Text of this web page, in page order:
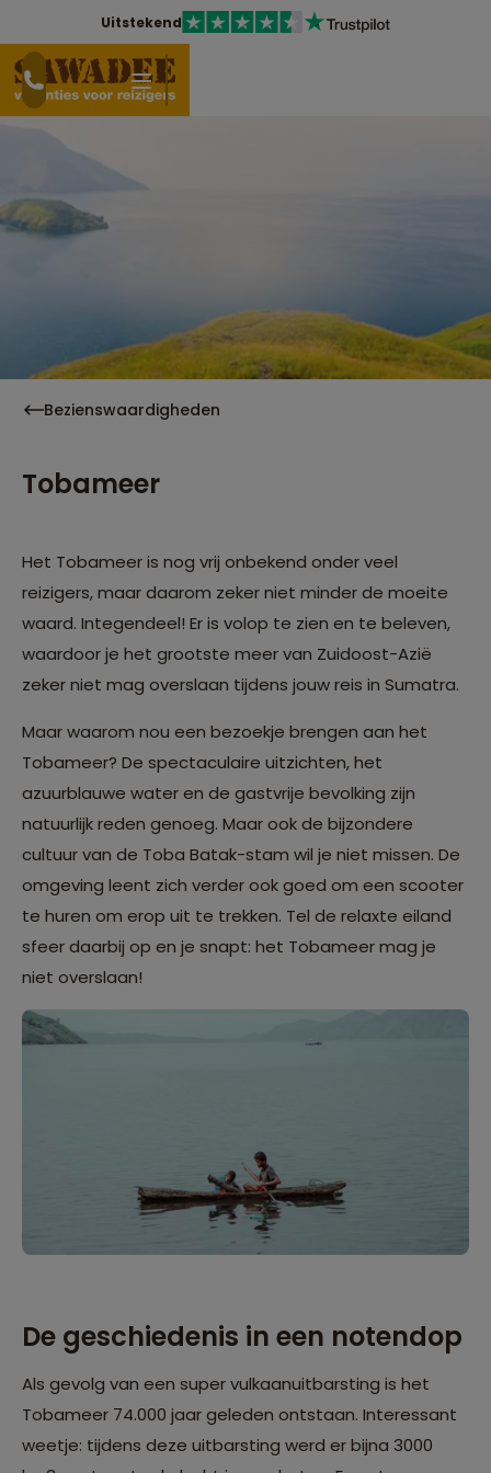
Uitstekend
Bezienswaardigheden
Tobameer
Het Tobameer is nog vrij onbekend onder veel
reizigers, maar daarom zeker niet minder de moeite
waard. Integendeel! Er is volop te zien en te beleven,
waardoor je het grootste meer van Zuidoost-Azië
zeker niet mag overslaan tijdens jouw reis in Sumatra.
Maar waarom nou een bezoekje brengen aan het
Tobameer? De spectaculaire uitzichten, het
azuurblauwe water en de gastvrije bevolking zijn
natuurlijk reden genoeg. Maar ook de bijzondere
cultuur van de Toba Batak-stam wil je niet missen. De
omgeving leent zich verder ook goed om een scooter
te huren om erop uit te trekken. Tel de relaxte eiland
sfeer daarbij op en je snapt: het Tobameer mag je
niet overslaan!
De geschiedenis in een notendop
Als gevolg van een super vulkaanuitbarsting is het
Tobameer 74.000 jaar geleden ontstaan. Interessant
weetje: tijdens deze uitbarsting werd er bijna 3000